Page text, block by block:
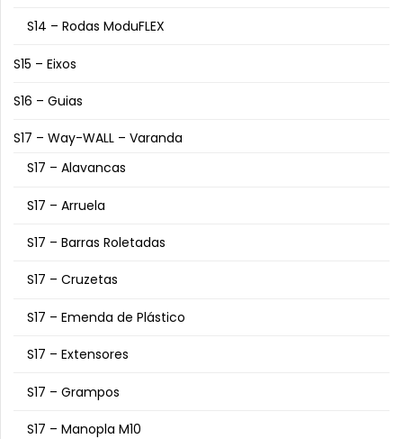
S14 – Rodas ModuFLEX
S15 – Eixos
S16 – Guias
S17 – Way-WALL – Varanda
S17 – Alavancas
S17 – Arruela
S17 – Barras Roletadas
S17 – Cruzetas
S17 – Emenda de Plástico
S17 – Extensores
S17 – Grampos
S17 – Manopla M10